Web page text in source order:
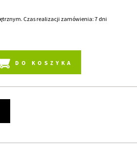
Czas realizacji zamówienia: 7 dni
DO KOSZYKA